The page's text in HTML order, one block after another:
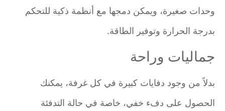
وحدات صغيرة، ويمكن دمجها مع أنظمة ذكية للتحكم
بدرجة الحرارة وتوفير الطاقة.
جماليات وراحة
بدلاً من وجود دفايات كبيرة في كل غرفة، يمكنك
الحصول على دفء خفي، خاصة في حالة التدفئة